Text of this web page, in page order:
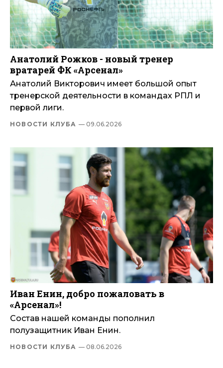
Анатолий Рожков - новый тренер
вратарей ФК «Арсенал»
Анатолий Викторович имеет большой опыт
тренерской деятельности в командах РПЛ и
первой лиги.
НОВОСТИ КЛУБА — 09.06.2026
Иван Енин, добро пожаловать в
«Арсенал»!
Состав нашей команды пополнил
полузащитник Иван Енин.
НОВОСТИ КЛУБА — 08.06.2026